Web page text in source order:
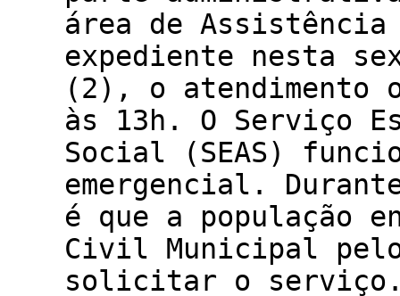
área de
expediente nesta
(2), o atendimento
às 13h. O Serviço
Social (SEAS)
emergencial.
é que a população
Civil Municipal
solicitar o serviço.